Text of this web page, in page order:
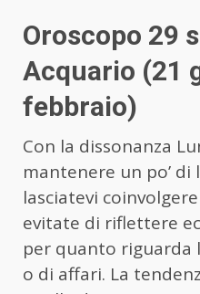
Oroscopo 29
Acquario (21
febbraio)
Con la dissonanza
mantenere un po’ di
lasciatevi
evitate di riflettere
per quanto riguarda
o di affari. La